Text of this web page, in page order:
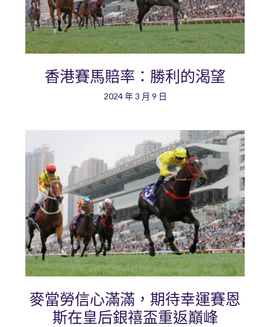
香港賽馬賠率：勝利的渴望
2024 年 3 月 9 日
麥當勞信心滿滿，期待幸運賽恩
斯在皇后銀禧盃重返巔峰